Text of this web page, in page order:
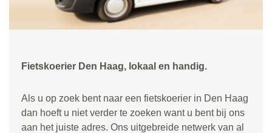
Fietskoerier Den Haag, lokaal en handig.
Als u op zoek bent naar een fietskoerier in Den Haag
dan hoeft u niet verder te zoeken want u bent bij ons
aan het juiste adres. Ons uitgebreide netwerk van al